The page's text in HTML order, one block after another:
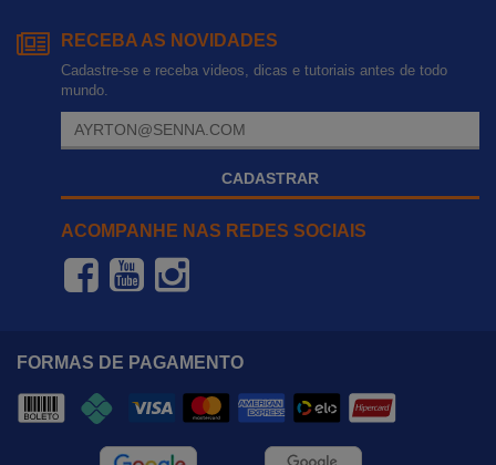
RECEBA AS NOVIDADES
Cadastre-se e receba videos, dicas e tutoriais antes de todo
mundo.
CADASTRAR
ACOMPANHE NAS REDES SOCIAIS
FORMAS DE PAGAMENTO